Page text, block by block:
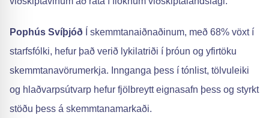
Pophús Svíþjóð Í skemmtanaiðnaðinum, með 68% vöxt í
starfsfólki, hefur það verið lykilatriði í þróun og yfirtöku
skemmtanavörumerkja. Innganga þess í tónlist, tölvuleiki
og hlaðvarpsútvarp hefur fjölbreytt eignasafn þess og styrkt
stöðu þess á skemmtanamarkaði.